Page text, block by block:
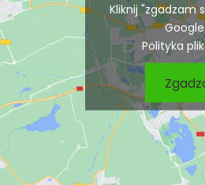
Kliknij "zgadzam
Polityka